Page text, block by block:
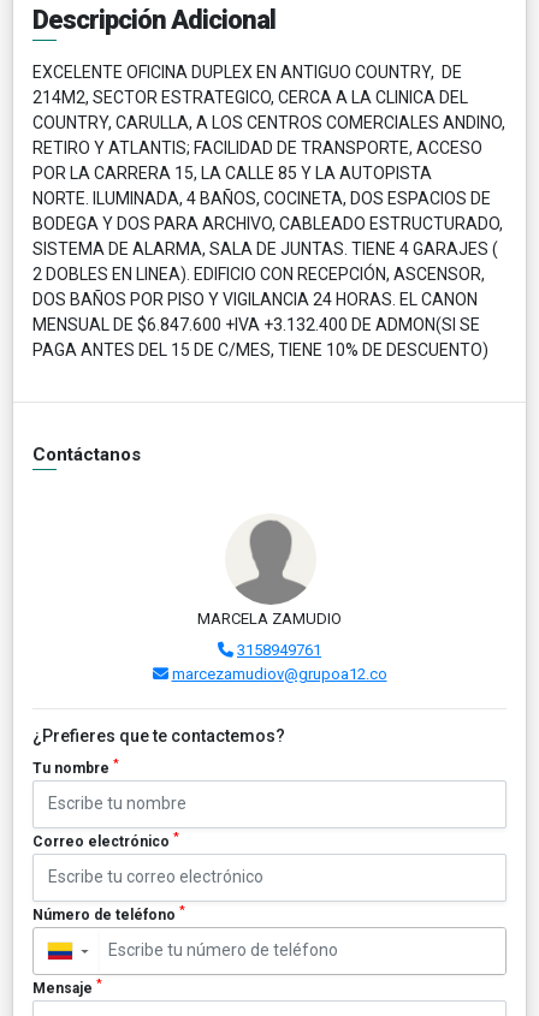
Descripción Adicional
EXCELENTE OFICINA DUPLEX EN ANTIGUO COUNTRY, DE
214M2, SECTOR ESTRATEGICO, CERCA A LA CLINICA DEL
COUNTRY, CARULLA, A LOS CENTROS COMERCIALES ANDINO,
RETIRO Y ATLANTIS; FACILIDAD DE TRANSPORTE, ACCESO
POR LA CARRERA 15, LA CALLE 85 Y LA AUTOPISTA
NORTE. ILUMINADA, 4 BAÑOS, COCINETA, DOS ESPACIOS DE
BODEGA Y DOS PARA ARCHIVO, CABLEADO ESTRUCTURADO,
SISTEMA DE ALARMA, SALA DE JUNTAS. TIENE 4 GARAJES (
2 DOBLES EN LINEA). EDIFICIO CON RECEPCIÓN, ASCENSOR,
DOS BAÑOS POR PISO Y VIGILANCIA 24 HORAS. EL CANON
MENSUAL DE $6.847.600 +IVA +3.132.400 DE ADMON(SI SE
PAGA ANTES DEL 15 DE C/MES, TIENE 10% DE DESCUENTO)
Contáctanos
MARCELA ZAMUDIO
3158949761
marcezamudiov@grupoa12.co
¿Prefieres que te contactemos?
Tu nombre *
Correo electrónico *
Número de teléfono *
▼
Mensaje *